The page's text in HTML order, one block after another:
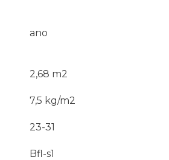
ano
2,68 m2
7,5 kg/m2
23-31
Bfl-s1